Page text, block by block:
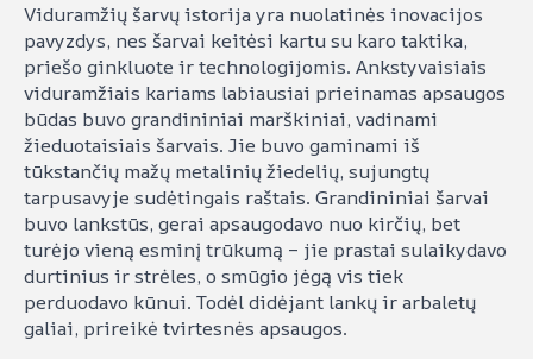
Viduramžių šarvų istorija yra nuolatinės inovacijos
pavyzdys, nes šarvai keitėsi kartu su karo taktika,
priešo ginkluote ir technologijomis. Ankstyvaisiais
viduramžiais kariams labiausiai prieinamas apsaugos
būdas buvo grandininiai marškiniai, vadinami
žieduotaisiais šarvais. Jie buvo gaminami iš
tūkstančių mažų metalinių žiedelių, sujungtų
tarpusavyje sudėtingais raštais. Grandininiai šarvai
buvo lankstūs, gerai apsaugodavo nuo kirčių, bet
turėjo vieną esminį trūkumą – jie prastai sulaikydavo
durtinius ir strėles, o smūgio jėgą vis tiek
perduodavo kūnui. Todėl didėjant lankų ir arbaletų
galiai, prireikė tvirtesnės apsaugos.